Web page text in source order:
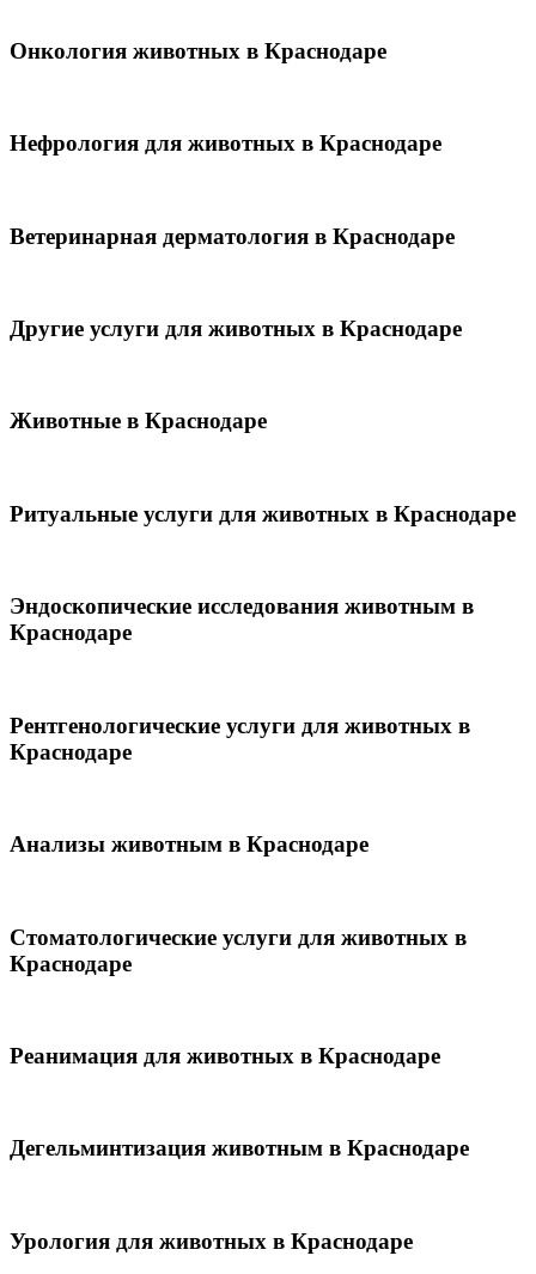
Онкология животных в Краснодаре
Нефрология для животных в Краснодаре
Ветеринарная дерматология в Краснодаре
Другие услуги для животных в Краснодаре
Животные в Краснодаре
Ритуальные услуги для животных в Краснодаре
Эндоскопические исследования животным в
Краснодаре
Рентгенологические услуги для животных в
Краснодаре
Анализы животным в Краснодаре
Стоматологические услуги для животных в
Краснодаре
Реанимация для животных в Краснодаре
Дегельминтизация животным в Краснодаре
Урология для животных в Краснодаре